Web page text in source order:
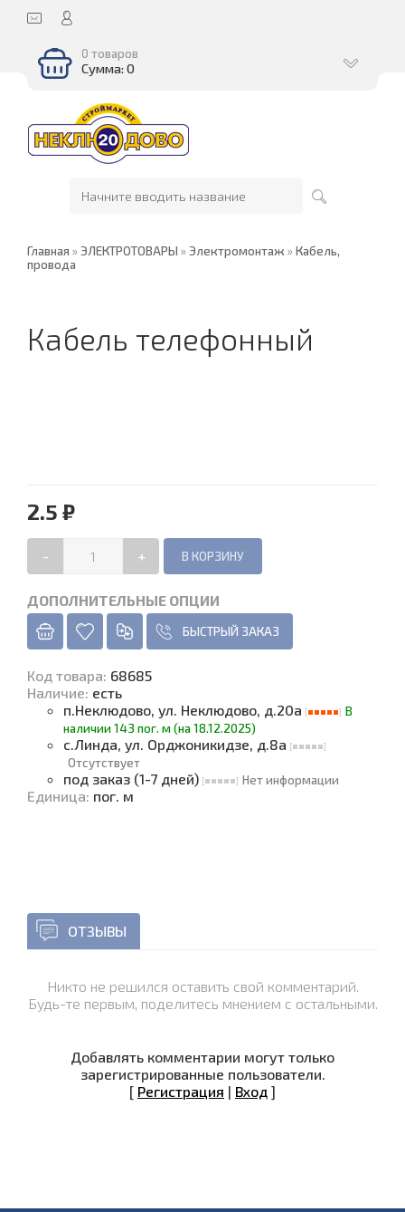
0 товаров
Сумма: 0
Главная »ЭЛЕКТРОТОВАРЫ »Электромонтаж »Кабель,
провода
Кабель телефонный
2.5 ₽
- +
ДОПОЛНИТЕЛЬНЫЕ ОПЦИИ
БЫСТРЫЙ ЗАКАЗ
Код товара: 68685
Наличие: есть
п.Неклюдово, ул. Неклюдово, д.20а
В
наличии 143 пог. м (на 18.12.2025)
с.Линда, ул. Орджоникидзе, д.8а
Отсутствует
под заказ (1-7 дней) Нет информации
Единица: пог. м
ОТЗЫВЫ
Никто не решился оставить свой комментарий.
Будь-те первым, поделитесь мнением с остальными.
Добавлять комментарии могут только
зарегистрированные пользователи.
[ Регистрация | Вход ]